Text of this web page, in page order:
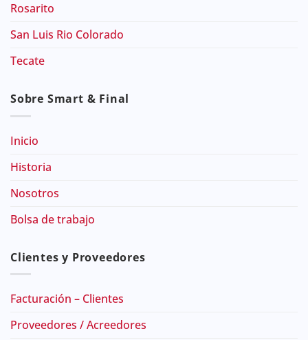
Rosarito
San Luis Rio Colorado
Tecate
Sobre Smart & Final
Inicio
Historia
Nosotros
Bolsa de trabajo
Clientes y Proveedores
Facturación – Clientes
Proveedores / Acreedores